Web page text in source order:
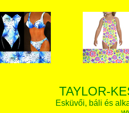
TAYLOR-
Esküvői, báli és